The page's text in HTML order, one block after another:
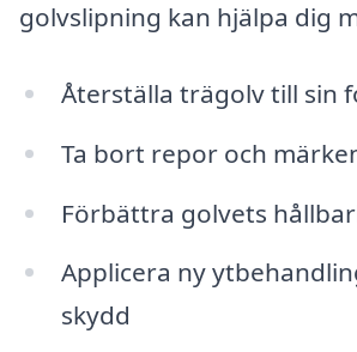
golvslipning kan hjälpa dig
Återställa trägolv till sin
Ta bort repor och
Förbättra golvets
Applicera ny
skydd